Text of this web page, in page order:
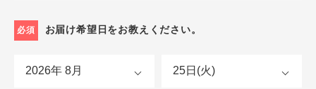
必須 お届け希望日をお教えください。